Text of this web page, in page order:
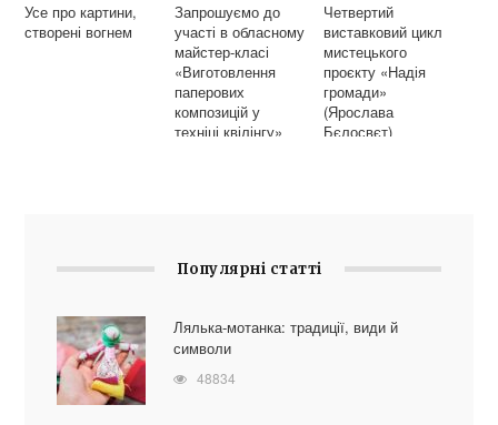
Усе про картини,
створені вогнем
Запрошуємо до
участі в обласному
майстер-класі
«Виготовлення
паперових
композицій у
техніці квілінгу»
Четвертий
виставковий цикл
мистецького
проєкту «Надія
громади»
(Ярослава
Бєлосвєт)
Популярні статті
Лялька-мотанка: традиції, види й
символи
48834